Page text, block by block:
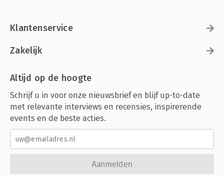
Klantenservice
Zakelijk
Altijd op de hoogte
Schrijf u in voor onze nieuwsbrief en blijf up-to-date
met relevante interviews en recensies, inspirerende
events en de beste acties.
Aanmelden